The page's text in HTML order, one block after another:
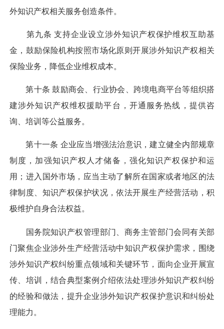
外知识产权相关服务创造条件。
第九条 支持企业设立涉外知识产权保护维权互助基
金，鼓励保险机构按照市场化原则开展涉外知识产权相关
保险业务，降低企业维权成本。
第十条 鼓励商会、行业协会、跨境电商平台等组织搭
建涉外知识产权维权援助平台，开通服务热线，提供咨
询、培训等公益服务。
第十一条 企业应当增强法治意识，建立健全内部规章
制度，加强知识产权人才储备，强化知识产权保护和运
用；进入国外市场，应当主动了解所在国家或者地区的法
律制度、知识产权保护状况，依法开展生产经营活动，积
极维护自身合法权益。
国务院知识产权管理部门、商务主管部门会同有关部
门聚焦企业涉外生产经营活动中知识产权保护需求，围绕
涉外知识产权纠纷重点领域和关键环节，面向企业开展宣
传、培训，结合典型案例介绍依法处理涉外知识产权纠纷
的经验和做法，提升企业涉外知识产权保护意识和纠纷处
理能力。